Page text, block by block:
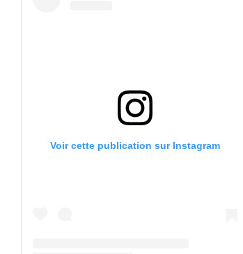
Voir cette publication sur Instagram